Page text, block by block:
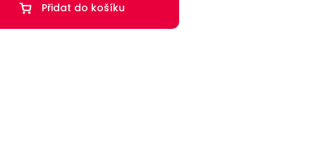
Přidat do košíku